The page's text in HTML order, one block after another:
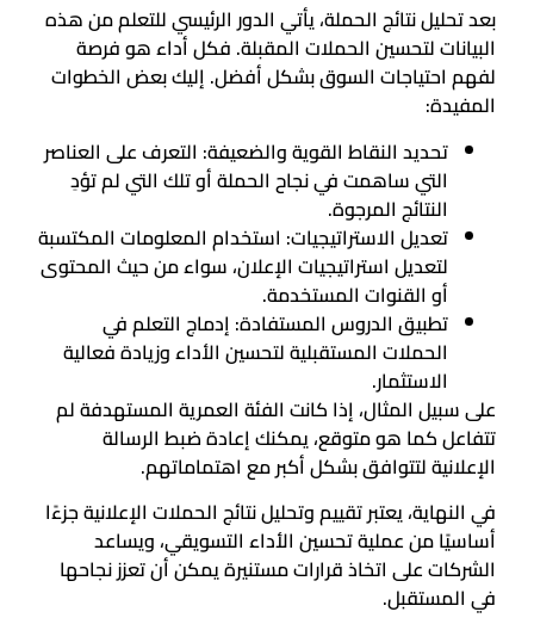
بعد تحليل نتائج الحملة، يأتي الدور الرئيسي للتعلم من هذه
البيانات لتحسين الحملات المقبلة. فكل أداء هو فرصة
لفهم احتياجات السوق بشكل أفضل. إليك بعض الخطوات
المفيدة:
تحديد النقاط القوية والضعيفة: التعرف على العناصر
التي ساهمت في نجاح الحملة أو تلك التي لم تؤدِ
النتائج المرجوة.
تعديل الاستراتيجيات: استخدام المعلومات المكتسبة
لتعديل استراتيجيات الإعلان، سواء من حيث المحتوى
أو القنوات المستخدمة.
تطبيق الدروس المستفادة: إدماج التعلم في
الحملات المستقبلية لتحسين الأداء وزيادة فعالية
الاستثمار.
على سبيل المثال، إذا كانت الفئة العمرية المستهدفة لم
تتفاعل كما هو متوقع، يمكنك إعادة ضبط الرسالة
الإعلانية لتتوافق بشكل أكبر مع اهتماماتهم.
في النهاية، يعتبر تقييم وتحليل نتائج الحملات الإعلانية جزءًا
أساسيًا من عملية تحسين الأداء التسويقي، ويساعد
الشركات على اتخاذ قرارات مستنيرة يمكن أن تعزز نجاحها
في المستقبل.